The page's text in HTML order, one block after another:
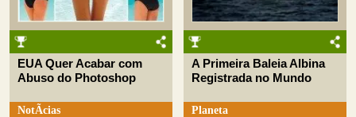
EUA Quer Acabar com
Abuso do Photoshop
NotÃ­cias
A Primeira Baleia Albina
Registrada no Mundo
Planeta